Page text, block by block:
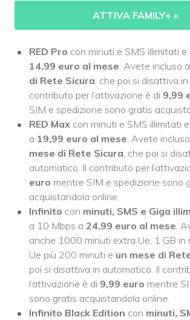
ATTIVA FAMILY+ »
RED Pro con minuti e SMS illimitati e
14,99 euro al mese. Avete incluso
di Rete Sicura, che poi si disattiva
contributo per l’attivazione è di 9,99
SIM e spedizione sono gratis
RED Max con minuti e SMS illimitati e
a 19,99 euro al mese. Avete
mese di Rete Sicura, che poi si
automatico. Il contributo per
euro mentre SIM e spedizione sono
acquistandola online.
Infinito con minuti, SMS e Giga
a 10 Mbps a 24,99 euro al mese.
anche 1000 minuti extra Ue, 1 GB in
Ue più 200 minuti e un mese di
poi si disattiva in automatico. Il
l’attivazione è di 9,99 euro mentre
sono gratis acquistandola online.
Infinito Black Edition con minuti,